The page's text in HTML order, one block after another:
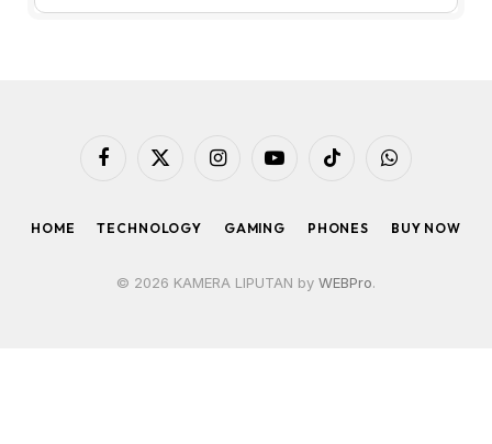
Facebook
X
InstagramYouTubeTikTok WhatsApp
HOME TECHNOLOGY GAMING PHONES BUY NOW
© 2026 KAMERA LIPUTAN by WEBPro.